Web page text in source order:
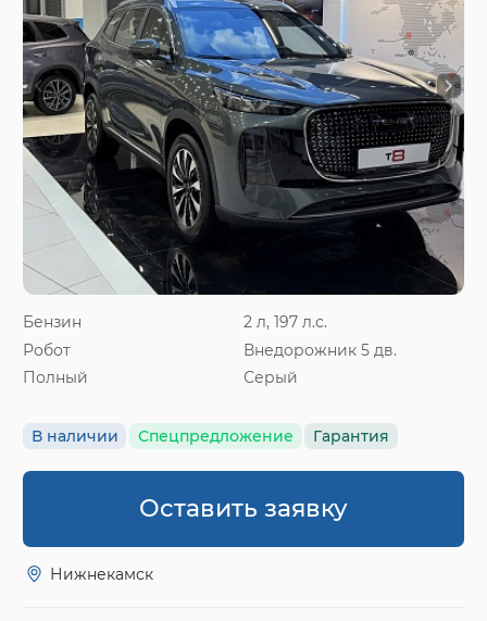
Бензин
2 л, 197 л.с.
Робот
Внедорожник 5 дв.
Полный
Серый
В наличии Спецпредложение Гарантия
Оставить заявку
Нижнекамск